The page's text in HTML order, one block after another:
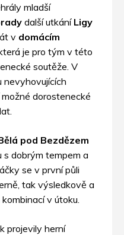
mladší
další utkání Ligy
v domácím
která je pro tým v této
soutěže. V
nevyhovujících
dorostenecké
pod Bezdězem
dobrým tempem a
se v první půli
tak výsledkově a
v útoku.
projevily herní